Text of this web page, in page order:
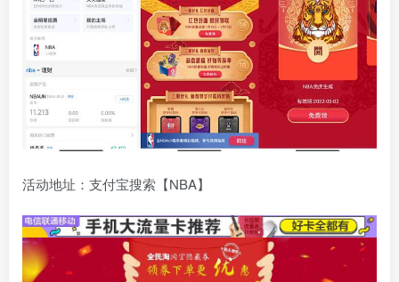
活动地址：支付宝搜索【NBA】